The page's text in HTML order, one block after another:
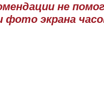
не
экрана